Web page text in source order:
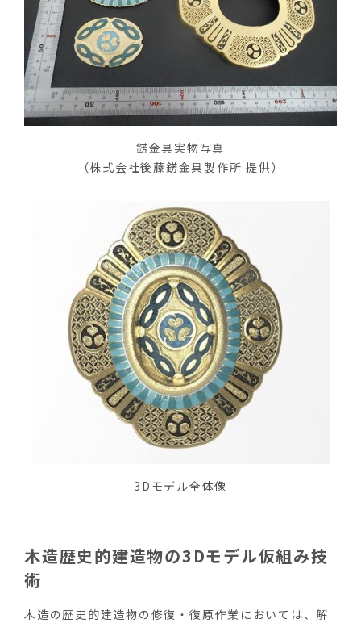
錺金具実物写真
（株式会社後藤錺金具製作所 提供）
3Dモデル全体像
木造歴史的建造物の3Dモデル仮組み技
術
木造の歴史的建造物の修復・復原作業においては、解